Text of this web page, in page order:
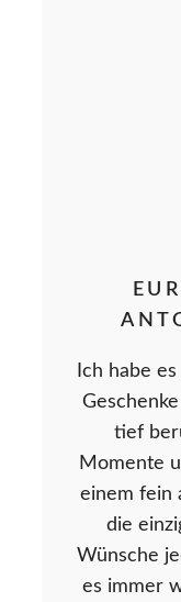
Ich habe
tief
Momente
einem fein
die
Wünsche
es immer